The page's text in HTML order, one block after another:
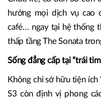
hưởng mọi dịch vụ cao
café… ngay tại hệ thống
thấp tầng The Sonata
Sống đẳng cấp tại “trái
Không chỉ sở hữu tiện ích
S3 còn định vị phong